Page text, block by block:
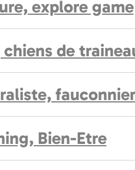
explore game
de
Bien-Etre